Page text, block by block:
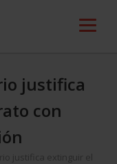
justifica
con
justifica extinguir el